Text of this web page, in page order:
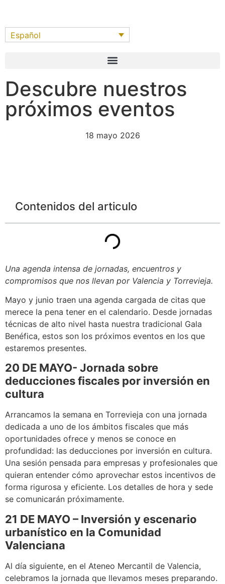
Español
Descubre nuestros
próximos eventos
18 mayo 2026
Contenidos del articulo
Una agenda intensa de jornadas, encuentros y
compromisos que nos llevan por Valencia y Torrevieja.
Mayo y junio traen una agenda cargada de citas que
merece la pena tener en el calendario. Desde jornadas
técnicas de alto nivel hasta nuestra tradicional Gala
Benéfica, estos son los próximos eventos en los que
estaremos presentes.
20 DE MAYO- Jornada sobre
deducciones fiscales por inversión en
cultura
Arrancamos la semana en Torrevieja con una jornada
dedicada a uno de los ámbitos fiscales que más
oportunidades ofrece y menos se conoce en
profundidad: las deducciones por inversión en cultura.
Una sesión pensada para empresas y profesionales que
quieran entender cómo aprovechar estos incentivos de
forma rigurosa y eficiente. Los detalles de hora y sede
se comunicarán próximamente.
21 DE MAYO – Inversión y escenario
urbanístico en la Comunidad
Valenciana
Al día siguiente, en el Ateneo Mercantil de Valencia,
celebramos la jornada que llevamos meses preparando.